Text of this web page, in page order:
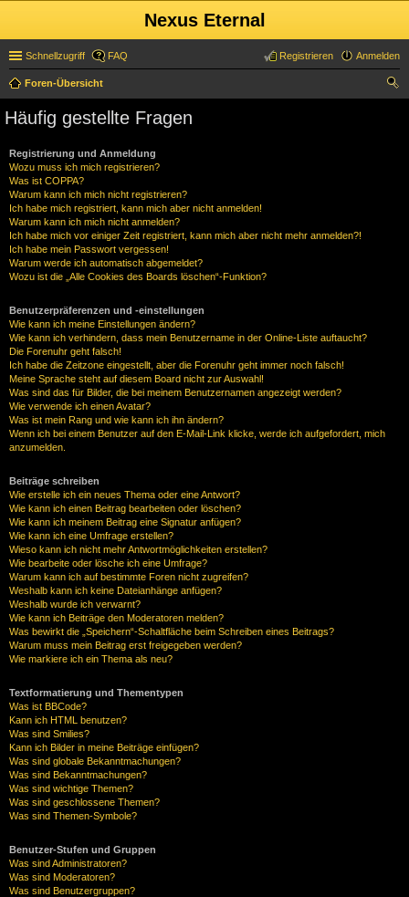
Nexus Eternal
Schnellzugriff FAQ Anmelden
Registrieren
Foren-Übersicht
Häufig gestellte Fragen
Registrierung und Anmeldung
Wozu muss ich mich registrieren?
Was ist COPPA?
Warum kann ich mich nicht registrieren?
Ich habe mich registriert, kann mich aber nicht anmelden!
Warum kann ich mich nicht anmelden?
Ich habe mich vor einiger Zeit registriert, kann mich aber nicht mehr anmelden?!
Ich habe mein Passwort vergessen!
Warum werde ich automatisch abgemeldet?
Wozu ist die „Alle Cookies des Boards löschen“-Funktion?
Benutzerpräferenzen und -einstellungen
Wie kann ich meine Einstellungen ändern?
Wie kann ich verhindern, dass mein Benutzername in der Online-Liste auftaucht?
Die Forenuhr geht falsch!
Ich habe die Zeitzone eingestellt, aber die Forenuhr geht immer noch falsch!
Meine Sprache steht auf diesem Board nicht zur Auswahl!
Was sind das für Bilder, die bei meinem Benutzernamen angezeigt werden?
Wie verwende ich einen Avatar?
Was ist mein Rang und wie kann ich ihn ändern?
Wenn ich bei einem Benutzer auf den E-Mail-Link klicke, werde ich aufgefordert, mich
anzumelden.
Beiträge schreiben
Wie erstelle ich ein neues Thema oder eine Antwort?
Wie kann ich einen Beitrag bearbeiten oder löschen?
Wie kann ich meinem Beitrag eine Signatur anfügen?
Wie kann ich eine Umfrage erstellen?
Wieso kann ich nicht mehr Antwortmöglichkeiten erstellen?
Wie bearbeite oder lösche ich eine Umfrage?
Warum kann ich auf bestimmte Foren nicht zugreifen?
Weshalb kann ich keine Dateianhänge anfügen?
Weshalb wurde ich verwarnt?
Wie kann ich Beiträge den Moderatoren melden?
Was bewirkt die „Speichern“-Schaltfläche beim Schreiben eines Beitrags?
Warum muss mein Beitrag erst freigegeben werden?
Wie markiere ich ein Thema als neu?
Textformatierung und Thementypen
Was ist BBCode?
Kann ich HTML benutzen?
Was sind Smilies?
Kann ich Bilder in meine Beiträge einfügen?
Was sind globale Bekanntmachungen?
Was sind Bekanntmachungen?
Was sind wichtige Themen?
Was sind geschlossene Themen?
Was sind Themen-Symbole?
Benutzer-Stufen und Gruppen
Was sind Administratoren?
Was sind Moderatoren?
Was sind Benutzergruppen?